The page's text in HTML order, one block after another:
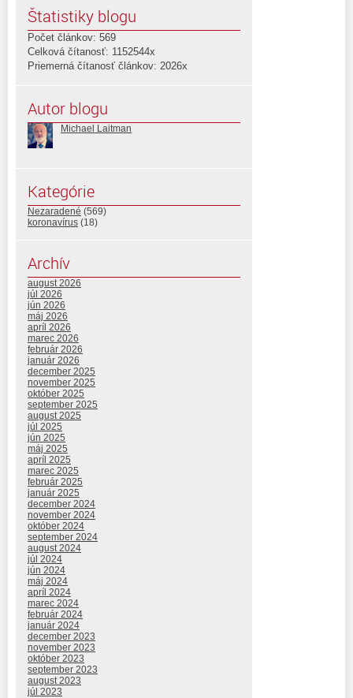
Štatistiky blogu
Počet článkov: 569
Celková čítanosť: 1152544x
Priemerná čítanosť článkov: 2026x
Autor blogu
Michael Laitman
Kategórie
Nezaradené (569)
koronavírus (18)
Archív
august 2026
júl 2026
jún 2026
máj 2026
apríl 2026
marec 2026
február 2026
január 2026
december 2025
november 2025
október 2025
september 2025
august 2025
júl 2025
jún 2025
máj 2025
apríl 2025
marec 2025
február 2025
január 2025
december 2024
november 2024
október 2024
september 2024
august 2024
júl 2024
jún 2024
máj 2024
apríl 2024
marec 2024
február 2024
január 2024
december 2023
november 2023
október 2023
september 2023
august 2023
júl 2023